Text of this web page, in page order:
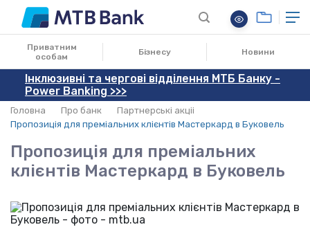
Приватним
особам
Бізнесу Новини
Інклюзивні та чергові відділення МТБ Банку -
Power Banking >>>
Головна Про банк
Партнерські акціі
Пропозиція для преміальних клієнтів Мастеркард в Буковель
Пропозиція для преміальних
клієнтів Мастеркард в Буковель
07.01.2021